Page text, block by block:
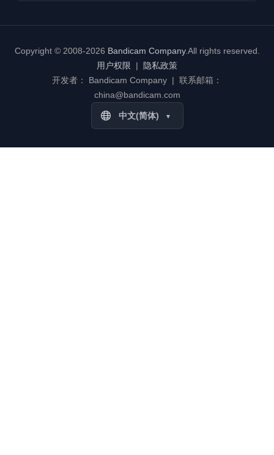
Copyright © 2008-2026 Bandicam Company.All rights reserved.
用户权限 |
隐私政策
开发者： Bandicam Company | 联系邮箱：
china@bandicam.com
中文(简体) ▼